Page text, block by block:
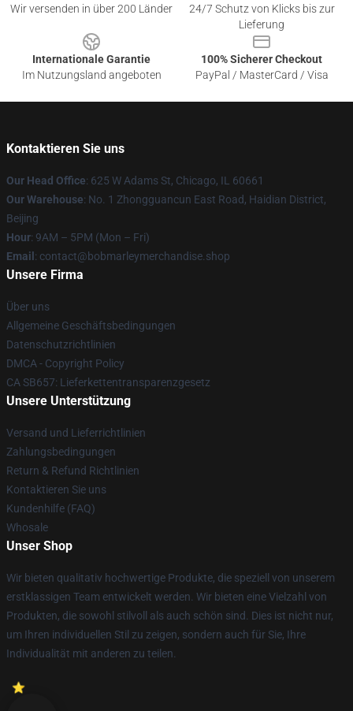
Wir versenden in über 200 Länder
24/7 Schutz von Klicks bis zur
Lieferung
Internationale Garantie
Im Nutzungsland angeboten
100% Sicherer Checkout
PayPal / MasterCard / Visa
Kontaktieren Sie uns
Our Head Office: 625 W Adams St, Chicago, IL 60661
Our Warehouse: No. 1 Zhongguancun East Road, Haidian District,
Beijing
Hour: 9AM – 5PM (Mon – Fri)
Email : contact@bobmarleymerchandise.shop
Unsere Firma
Über uns
Allgemeine Geschäftsbedingungen
Datenschutzrichtlinien
DMCA - Copyright Policy
CA SB657: Lieferkettentransparenzgesetz
Unsere Unterstützung
Versand und Lieferrichtlinien
Zahlungsbedingungen
Return & Refund Richtlinien
Kontaktieren Sie uns
Kundenhilfe (FAQ)
Whosale
Unser Shop
Wir bieten qualitativ hochwertige Produkte, die speziell von unserem
erstklassigen Team entwickelt werden. Wir bieten eine Vielzahl von
Produkten, die sowohl stilvoll als auch schön sind. Dies ist nicht nur,
um Ihren individuellen Stil zu zeigen, sondern auch für Sie, Ihre
Individualität mit anderen zu teilen.